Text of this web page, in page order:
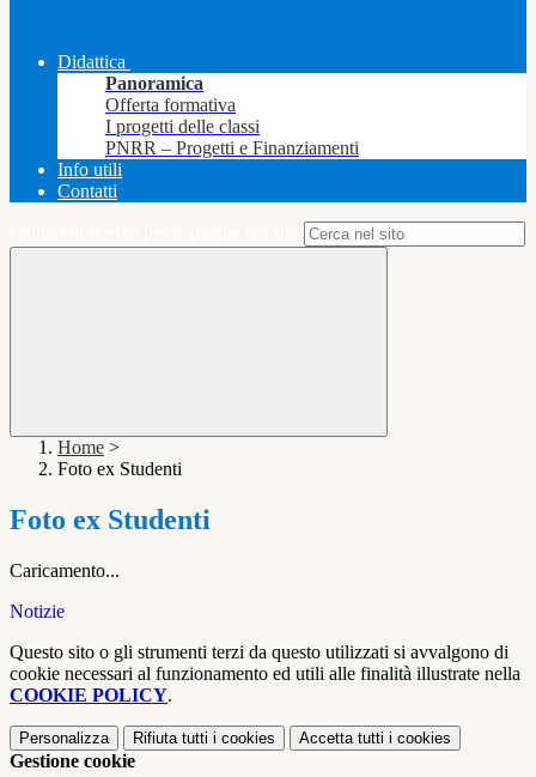
Didattica
Panoramica
Offerta formativa
I progetti delle classi
PNRR – Progetti e Finanziamenti
Info utili
Contatti
Home >
Foto ex Studenti
Foto ex Studenti
Caricamento...
Notizie
Questo sito o gli strumenti terzi da questo utilizzati si avvalgono di
cookie necessari al funzionamento ed utili alle finalità illustrate nella
COOKIE POLICY.
Personalizza Rifiuta tutti i cookies Accetta tutti i cookies
Gestione cookie